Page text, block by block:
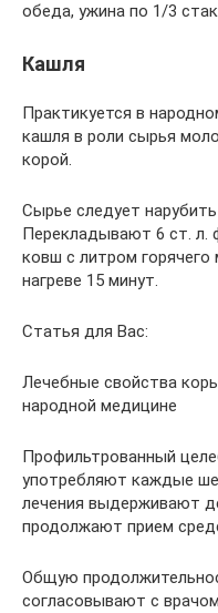
обеда, ужина по 1/3
Кашля
Практикуется в
кашля в роли сырья
корой.
Сырье следует
Перекладывают 6 ст. л.
ковш с литром
нагреве 15 минут.
Статья для Вас:
Лечебные свойства
народной медицине
Профильтрованный
употребляют каждые
лечения выдерживают
продолжают прием
Общую
согласовывают с